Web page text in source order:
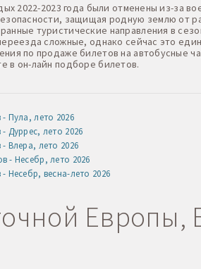
2022-2023 года были отменены из-за
защищая родную землю от
туристические направления в
сложные, однако сейчас это
по продаже билетов на автобусные
в он-лайн подборе билетов.
Пула, лето 2026
Дуррес, лето 2026
Влера, лето 2026
- Несебр, лето 2026
Несебр, весна-лето 2026
Европы,